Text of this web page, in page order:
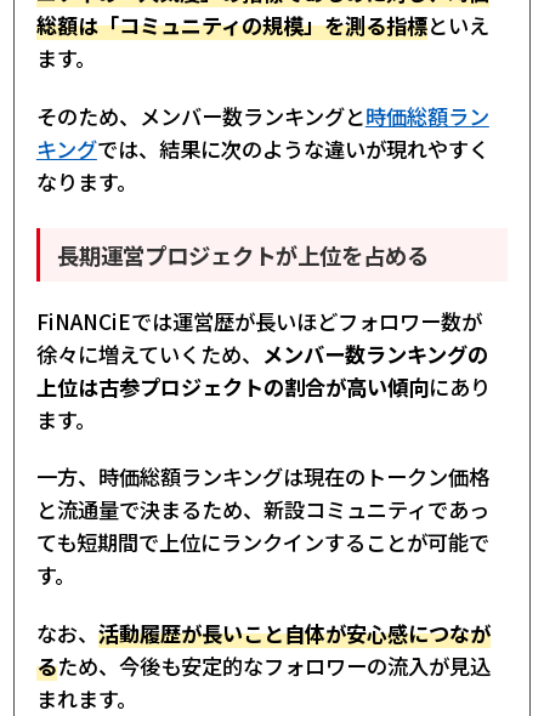
総額は「コミュニティの規模」を測る指標といえ
ます。
そのため、メンバー数ランキングと時価総額ラン
キングでは、結果に次のような違いが現れやすく
なります。
長期運営プロジェクトが上位を占める
FiNANCiEでは運営歴が長いほどフォロワー数が
徐々に増えていくため、 メンバー数ランキングの
上位は古参プロジェクトの割合が高い傾向にあり
ます。
一方、時価総額ランキングは現在のトークン価格
と流通量で決まるため、新設コミュニティであっ
ても短期間で上位にランクインすることが可能で
す。
なお、 活動履歴が長いこと自体が安心感につなが
るため、今後も安定的なフォロワーの流入が見込
まれます。